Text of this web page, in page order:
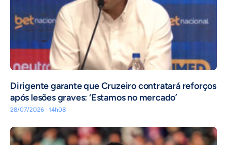
Dirigente garante que Cruzeiro contratará reforços
após lesões graves: ‘Estamos no mercado’
28/07/2026 · 14h08